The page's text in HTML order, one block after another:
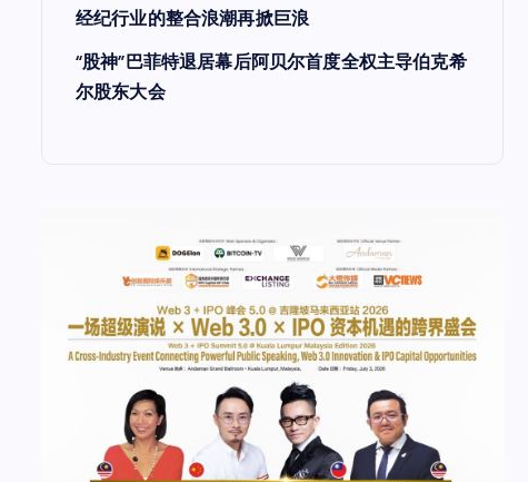
经纪行业的整合浪潮再掀巨浪
“股神”巴菲特退居幕后阿贝尔首度全权主导伯克希
尔股东大会